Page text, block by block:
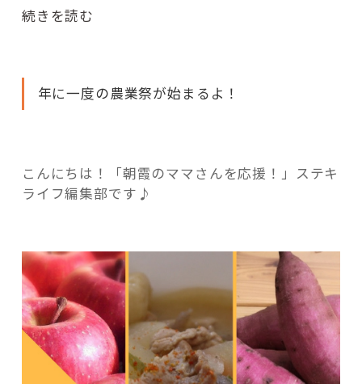
記事検索
“実
秋
祝
味
わ
朝
霞
市
農
業
続きを読む
年に一度の農業祭が始まるよ！
こんにちは！「朝霞のママさんを応援！」ステキ
ライフ編集部です♪